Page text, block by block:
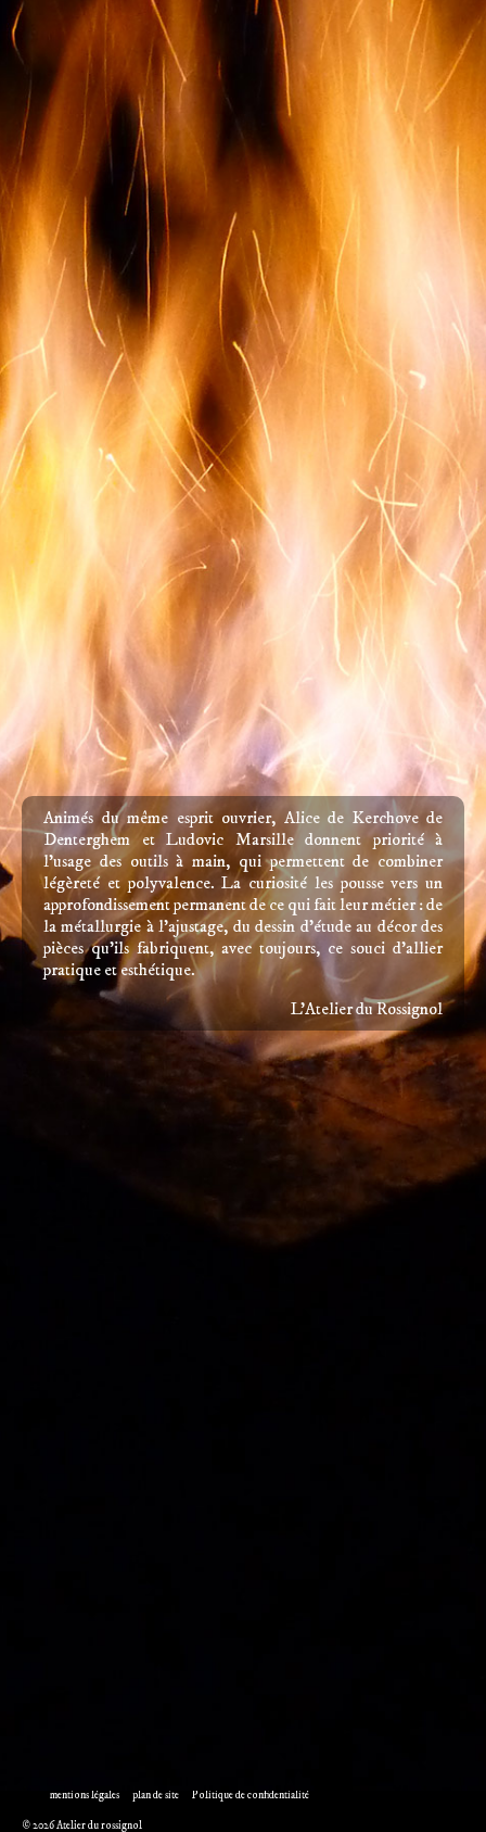
Animés du même esprit ouvrier, Alice de Kerchove de
Denterghem et Ludovic Marsille donnent priorité à
l’usage des outils à main, qui permettent de combiner
légèreté et polyvalence. La curiosité les pousse vers un
approfondissement permanent de ce qui fait leur métier : de
la métallurgie à l’ajustage, du dessin d’étude au décor des
pièces qu’ils fabriquent, avec toujours, ce souci d’allier
pratique et esthétique.
L’Atelier du Rossignol
mentions légales plan de site Politique de confidentialité
© 2026 Atelier du rossignol